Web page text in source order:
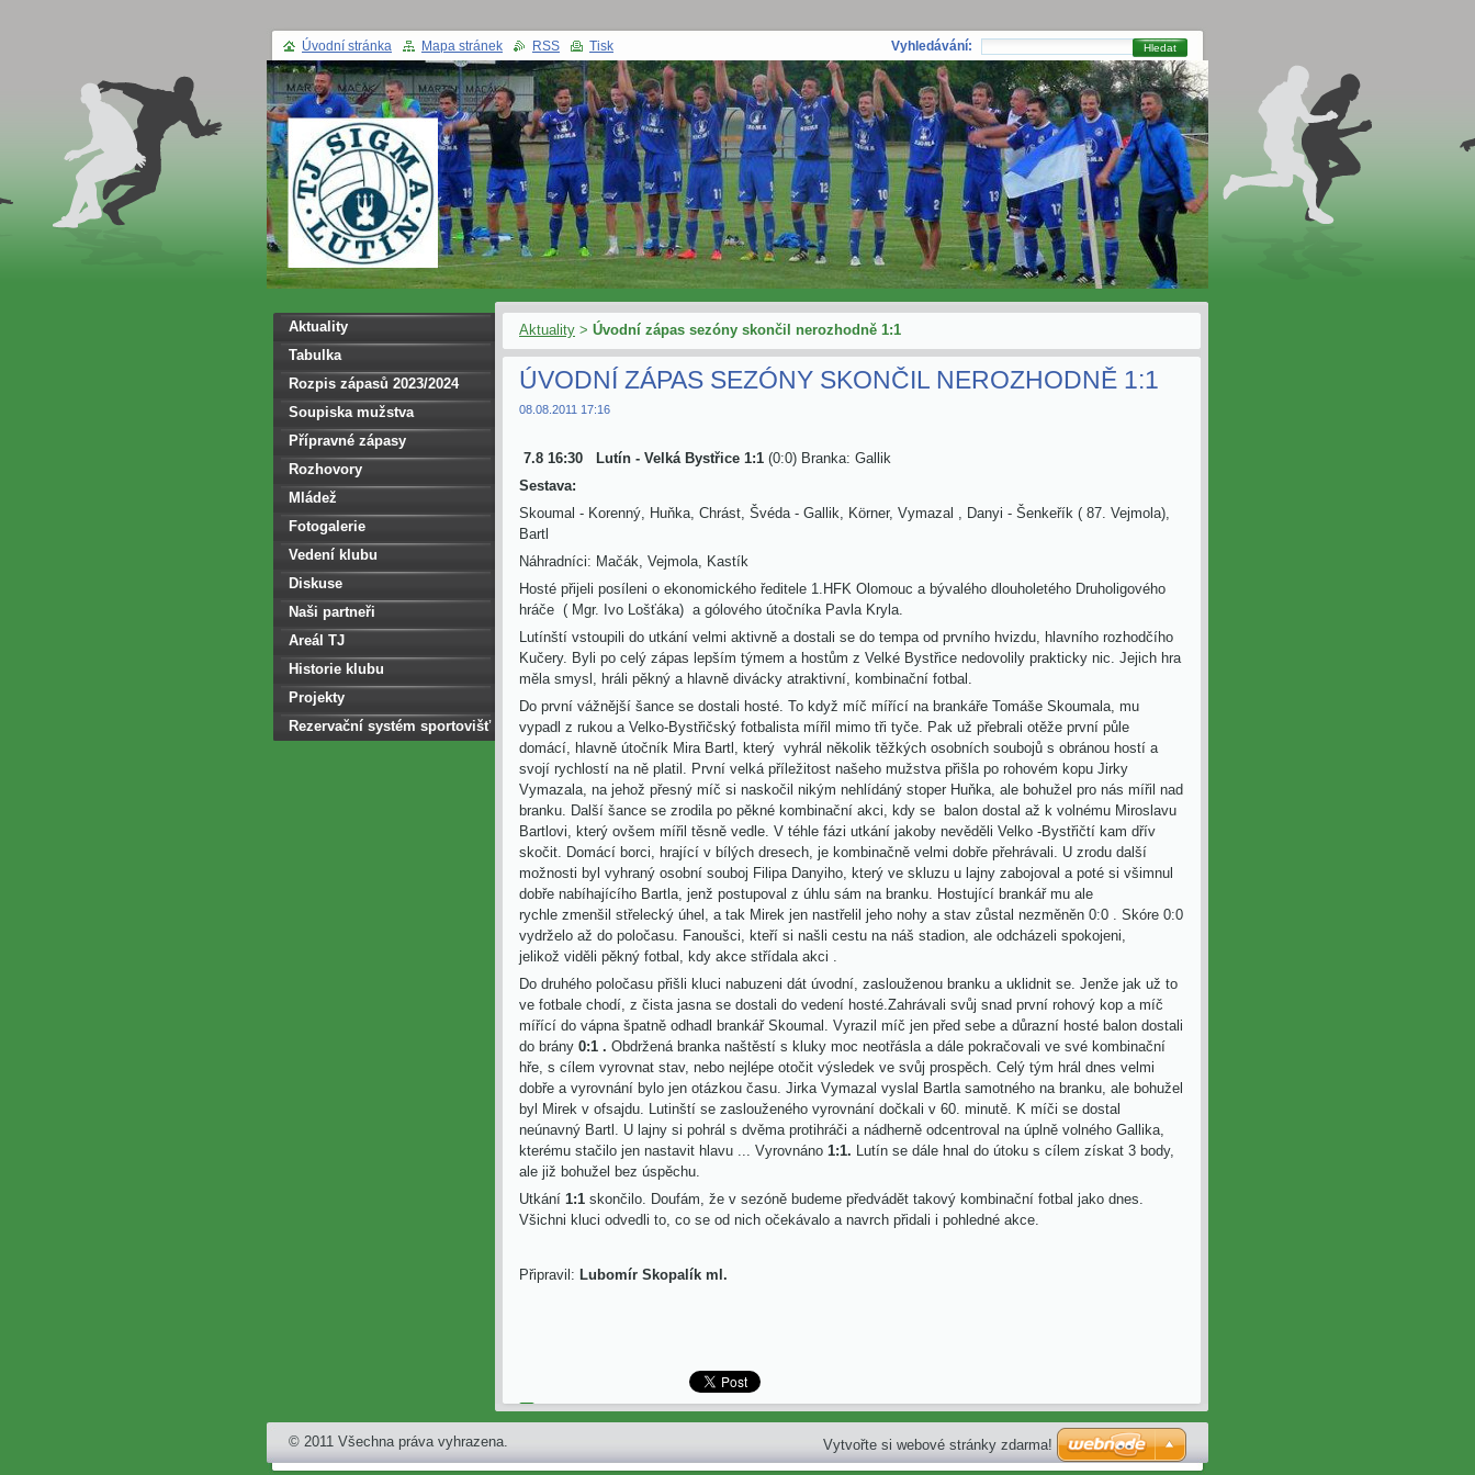
Aktuality > Úvodní zápas sezóny skončil nerozhodně 1:1
ÚVODNÍ ZÁPAS SEZÓNY SKONČIL NEROZHODNĚ 1:1
08.08.2011 17:16
7.8 16:30 Lutín - Velká Bystřice 1:1 (0:0) Branka: Gallik
Sestava:
Skoumal - Korenný, Huňka, Chrást, Švéda - Gallik, Körner, Vymazal , Danyi - Šenkeřík ( 87. Vejmola),
Bartl
Náhradníci: Mačák, Vejmola, Kastík
Hosté přijeli posíleni o ekonomického ředitele 1.HFK Olomouc a bývalého dlouholetého Druholigového
hráče ( Mgr. Ivo Lošťáka) a gólového útočníka Pavla Kryla.
Lutínští vstoupili do utkání velmi aktivně a dostali se do tempa od prvního hvizdu, hlavního rozhodčího
Kučery. Byli po celý zápas lepším týmem a hostům z Velké Bystřice nedovolily prakticky nic. Jejich hra
měla smysl, hráli pěkný a hlavně divácky atraktivní, kombinační fotbal.
Do první vážnější šance se dostali hosté. To když míč mířící nabrankáře Tomáše Skoumala, mu
vypadl z rukou a Velko-Bystřičský fotbalista mířil mimo tři tyče. Pak už přebrali otěže první půle
domácí, hlavně útočník Mira Bartl, který vyhrál několik těžkých osobních soubojů s obránou hostí a
svojí rychlostí naně platil. První velká příležitost našeho mužstva přišla po rohovém kopu Jirky
Vymazala, na jehož přesný míč si naskočil nikým nehlídáný stoper Huňka, ale bohužel pro nás mířil nad
branku. Další šance se zrodila po pěkné kombinační akci, kdy se
balon dostal až k volnému Miroslavu
Bartlovi, který ovšem mířil těsně vedle. V téhle fázi utkání jakoby nevěděli Velko -Bystřičtí kam dřív
skočit. Domácí borci, hrající v bílých dresech, je kombinačně velmi dobře přehrávali. U zrodu další
možnosti byl vyhraný osobní souboj Filipa Danyiho, který ve skluzu u lajny zabojoval a poté si všimnul
dobře nabíhajícího Bartla, jenž postupoval z úhlu sám na branku. Hostující brankář mu ale
rychle zmenšil střelecký úhel, a tak Mirek jen nastřelil jeho nohy a stav zůstal nezměněn 0:0 . Skóre 0:0
vydrželo až do poločasu. Fanoušci, kteří si našli cestu na náš stadion, ale odcházeli spokojeni,
jelikož viděli pěkný fotbal, kdy akce střídala akci .
Do druhého poločasu přišli kluci nabuzeni dát úvodní, zaslouženou branku a uklidnit se. Jenže jak už to
ve fotbale chodí, z čista jasna se dostali do vedení hosté.Zahrávali svůj snad první rohový kop a míč
mířící do vápna špatně odhadl brankář Skoumal. Vyrazil míč jen před sebe a důrazní hosté balon dostali
do brány 0:1 . Obdržená branka naštěstí s kluky moc neotřásla a dále pokračovali ve své kombinační
hře, s cílem vyrovnat stav, nebo nejlépe otočit výsledek ve svůj prospěch. Celý tým hrál dnes velmi
dobře a vyrovnání bylo jen otázkou času. Jirka Vymazal vyslal Bartla samotného na branku, ale bohužel
byl Mirek v ofsajdu. Lutinští se zaslouženého vyrovnání dočkali v 60. minutě. K míči se dostal
neúnavný Bartl. U lajny si pohrál s dvěma protihráči a nádherně odcentroval na úplně volného Gallika,
kterému stačilo jen nastavit hlavu ... Vyrovnáno 1:1. Lutín se dále hnal do útoku s cílem získat 3 body,
ale již bohužel bez úspěchu.
Utkání 1:1 skončilo. Doufám, že v sezóně budeme předvádět takový kombinační fotbal jako dnes.
Všichni kluci odvedli to, co se od nich očekávalo a navrch přidali i pohledné akce.
Připravil: Lubomír Skopalík ml.
Zpět
Aktuality
Tabulka
Rozpis zápasů 2023/2024
Soupiska mužstva
Přípravné zápasy
Rozhovory
Mládež
Fotogalerie
Vedení klubu
Diskuse
Naši partneři
Areál TJ
Historie klubu
Projekty
Rezervační systém sportovišť
Úvodní stránka Mapa stránek RSS Tisk Vyhledávání: Hledat
© 2011 Všechna práva vyhrazena. Vytvořte si webové stránky zdarma!